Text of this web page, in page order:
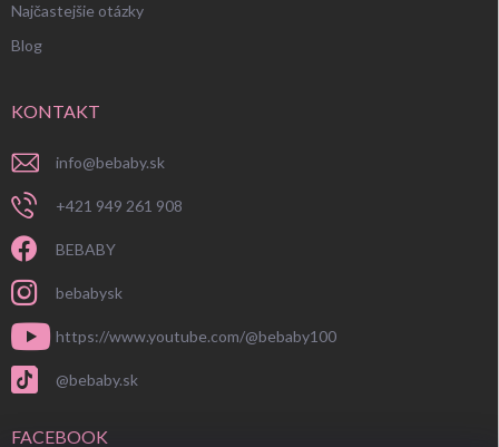
Najčastejšie otázky
Blog
KONTAKT
info@bebaby.sk
+421 949 261 908
BEBABY
bebabysk
https://www.youtube.com/@bebaby100
@bebaby.sk
FACEBOOK